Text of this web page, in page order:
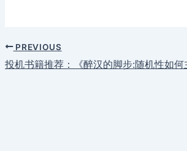
PREVIOUS
投机书籍推荐：《醉汉的脚步:随机性如何